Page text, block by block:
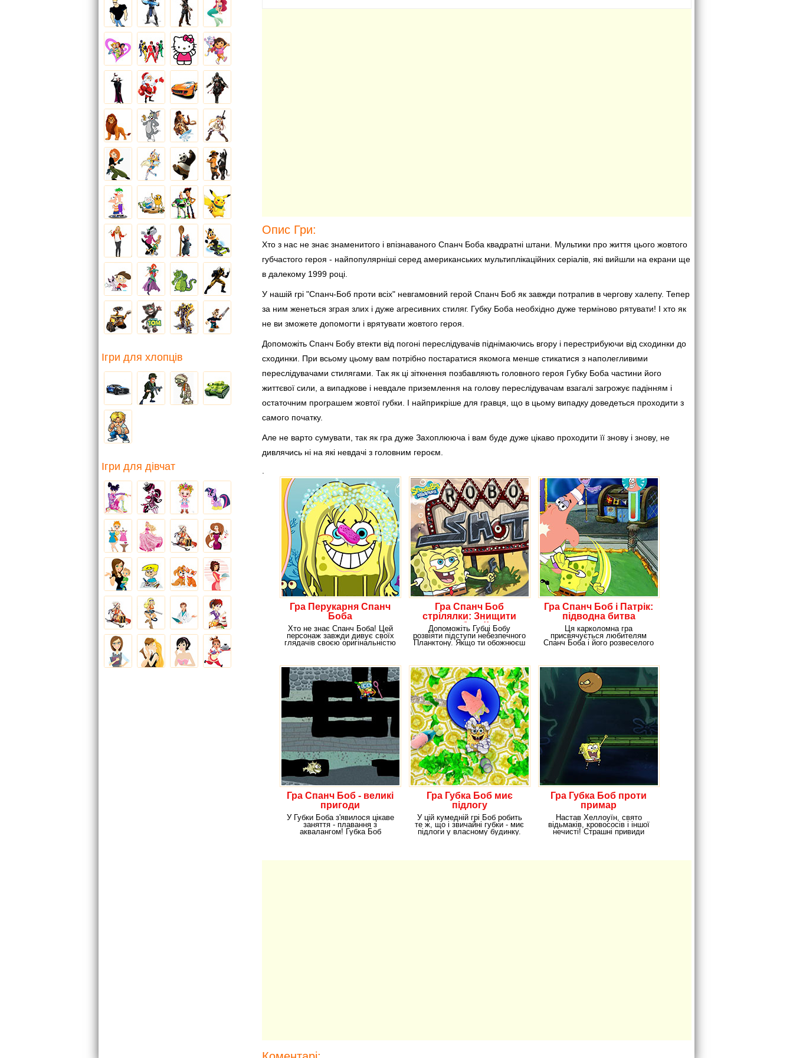
Опис Гри:
Хто з нас не знає знаменитого і впізнаваного Спанч Боба квадратні штани. Мультики про життя цього жовтого
губчастого героя - найпопулярніші серед американських мультиплікаційних серіалів, які вийшли на екрани ще
в далекому 1999 році.
У нашій грі "Спанч-Боб проти всіх" невгамовний герой Спанч Боб як завжди потрапив в чергову халепу. Тепер
за ним женеться зграя злих і дуже агресивних стиляг. Губку Боба необхідно дуже терміново рятувати! І хто як
не ви зможете допомогти і врятувати жовтого героя.
Допоможіть Спанч Бобу втекти від погоні переслідувачів піднімаючись вгору і перестрибуючи від сходинки до
сходинки. При всьому цьому вам потрібно постаратися якомога менше стикатися з наполегливими
переслідувачами стилягами. Так як ці зіткнення позбавляють головного героя Губку Боба частини його
життєвої сили, а випадкове і невдале приземлення на голову переслідувачам взагалі загрожує падінням і
остаточним програшем жовтої губки. І найприкріше для гравця, що в цьому випадку доведеться проходити з
самого початку.
Але не варто сумувати, так як гра дуже Захоплююча і вам буде дуже цікаво проходити її знову і знову, не
дивлячись ні на які невдачі з головним героєм.
Гра Перукарня Спанч
Боба
Хто не знає Спанч Боба! Цей
персонаж завжди дивує своїх
глядачів своєю оригінальністю
Гра Спанч Боб
стрілялки: Знищити
робота!!
Допоможіть Губці Бобу
розвіяти підступи небезпечного
Планктону. Якщо ти обожнюєш
Гра Спанч Боб і Патрік:
підводна битва
Ця карколомна гра
присвячується любителям
Спанч Боба і його розвеселого
Гра Спанч Боб - великі
пригоди
У Губки Боба з'явилося цікаве
заняття - плавання з
аквалангом! Губка Боб
Гра Губка Боб миє
підлогу
У цій кумедній грі Боб робить
те ж, що і звичайні губки - миє
підлоги у власному будинку.
Гра Губка Боб проти
примар
Настав Хеллоуїн, свято
відьмаків, кровососів і іншої
нечисті! Страшні привиди
Ігри для хлопців
Ігри для дівчат